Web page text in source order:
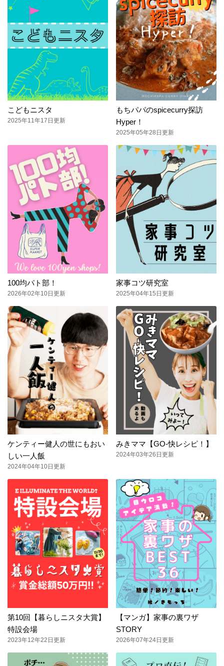
こどもニスタ
2025年11年17日更新
もちパパのspicecurry探訪
Hyper！
2025年05年28日更新
100均パト部！
2026年02年10日更新
家事コツ研究室
2025年04年15日更新
ケンティー健人の世にもおい
しい一人飯
2024年04年10日更新
みきママ【GO-快レシピ！】
2024年03年26日更新
第10回【暮らしニスタ大賞】
特設会場
2023年12年22日更新
【マンガ】家事の裏ワザ
STORY
2026年07年24日更新